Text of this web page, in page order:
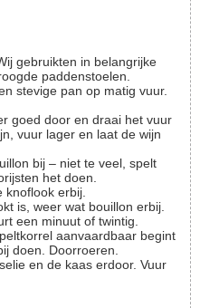
paddenstoelen.
vuur lager en laat de wijn
het doen.
knoflook erbij.
een minuut of twintig.
doen. Doorroeren.